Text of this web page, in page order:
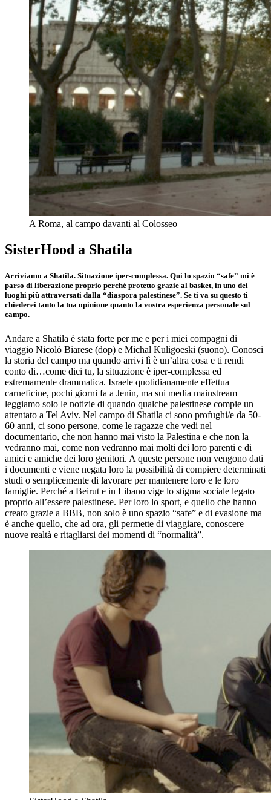
A Roma, al campo davanti al Colosseo
SisterHood a Shatila
Arriviamo a Shatila. Situazione iper-complessa. Qui lo spazio “safe” mi è
parso di liberazione proprio perché protetto grazie al basket, in uno dei
luoghi più attraversati dalla “diaspora palestinese”. Se ti va su questo ti
chiederei tanto la tua opinione quanto la vostra esperienza personale sul
campo.
Andare a Shatila è stata forte per me e per i miei compagni di
viaggio Nicolò Biarese (dop) e Michal Kuligoeski (suono). Conosci
la storia del campo ma quando arrivi lì è un’altra cosa e ti rendi
conto di…come dici tu, la situazione è iper-complessa ed
estremamente drammatica. Israele quotidianamente effettua
carneficine, pochi giorni fa a Jenin, ma sui media mainstream
leggiamo solo le notizie di quando qualche palestinese compie un
attentato a Tel Aviv. Nel campo di Shatila ci sono profughi/e da 50-
60 anni, ci sono persone, come le ragazze che vedi nel
documentario, che non hanno mai visto la Palestina e che non la
vedranno mai, come non vedranno mai molti dei loro parenti e di
amici e amiche dei loro genitori. A queste persone non vengono dati
i documenti e viene negata loro la possibilità di compiere determinati
studi o semplicemente di lavorare per mantenere loro e le loro
famiglie. Perché a Beirut e in Libano vige lo stigma sociale legato
proprio all’essere palestinese. Per loro lo sport, e quello che hanno
creato grazie a BBB, non solo è uno spazio “safe” e di evasione ma
è anche quello, che ad ora, gli permette di viaggiare, conoscere
nuove realtà e ritagliarsi dei momenti di “normalità”.